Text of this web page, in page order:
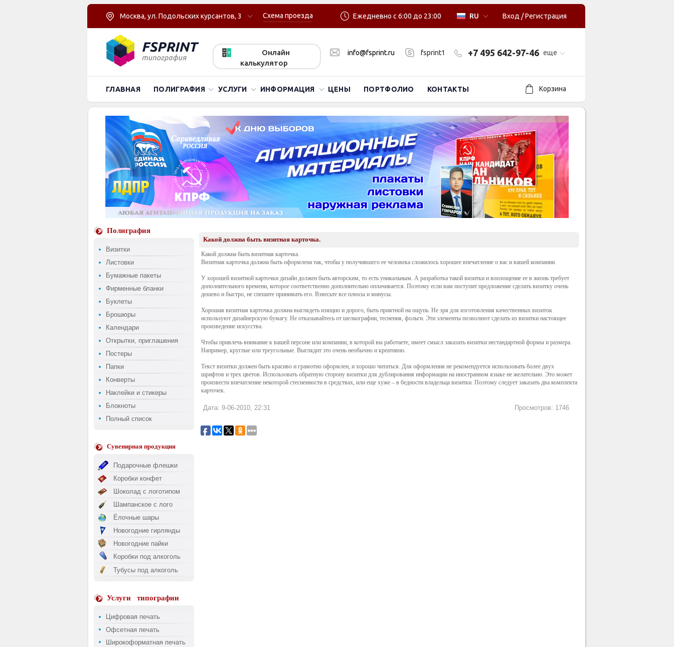
Москва, ул. Подольских курсантов, 3 Схема проезда Вход /Регистрация
RU
Ежедневно с 6:00 до 23:00
Онлайн
калькулятор
info@fsprint.ru fsprint1 еще
+7 495 642-97-46
ГЛАВНАЯ ПОЛИГРАФИЯ УСЛУГИ ИНФОРМАЦИЯ ЦЕНЫ ПОРТФОЛИО КОНТАКТЫ Корзина
Полиграфия
Визитки
Листовки
Бумажные пакеты
Фирменные бланки
Буклеты
Брошюры
Календари
Открытки, приглашения
Постеры
Папки
Конверты
Наклейки и стикеры
Блокноты
Полный список
Сувенирная продукция
Подарочные флешки
Коробки конфет
Шоколад с логотипом
Шампанское с лого
Ёлочные шары
Новогодние гирлянды
Новогодние пайки
Коробки под алкоголь
Тубусы под алкоголь
Услуги типографии
Цифровая печать
Офсетная печать
Широкоформатная печать
Какой должна быть визитная карточка.
Какой должна быть визитная карточка.
Визитная карточка должна быть оформлена так, чтобы у получившего ее человека сложилось хорошее впечатление о вас и вашей компании.
У хорошей визитной карточки дизайн должен быть авторским, то есть уникальным. А разработка такой визитки и воплощение ее в жизнь требует
дополнительного времени, которое соответственно дополнительно оплачивается. Поэтому если вам поступит предложение сделать визитку очень
дешево и быстро, не спешите принимать его. Взвесьте все плюсы и минусы.
Хорошая визитная карточка должна выглядеть изящно и дорого, быть приятной на ощупь. Не зря для изготовления качественных визиток
используют дизайнерскую бумагу. Не отказывайтесь от шелкографии, теснения, фольги. Эти элементы позволяют сделать из визитки настоящее
произведение искусства.
Чтобы привлечь внимание к вашей персоне или компании, в которой вы работаете, имеет смысл заказать визитки нестандартной формы и размера.
Например, круглые или треугольные. Выглядит это очень необычно и креативно.
Текст визитки должен быть красиво и грамотно оформлен, и хорошо читаться. Для оформления не рекомендуется использовать более двух
шрифтов и трех цветов. Использовать обратную сторону визитки для дублирования информации на иностранном языке не желательно. Это может
произвести впечатление некоторой стесненности в средствах, или еще хуже – в бедности владельца визитки. Поэтому следует заказать два комплекта
карточек.
Дата: 9-06-2010, 22:31 Просмотров: 1746